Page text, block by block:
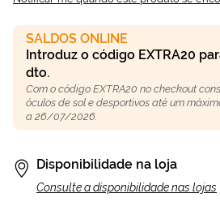
SALDOS ONLINE
Introduz o código EXTRA20
dto.
Com o código EXTRA20 no checkout
óculos de sol e desportivos até um
a 26/07/2026.
Disponibilidade na loja
Consulte a disponibilidade nas lojas